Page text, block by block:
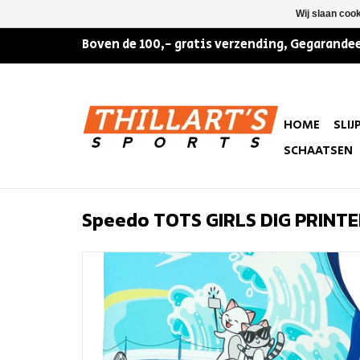
Boven de 100,- gratis verzending,
HOME
SCHAATSEN
Speedo TOTS GIRLS DIG
Wij slaan